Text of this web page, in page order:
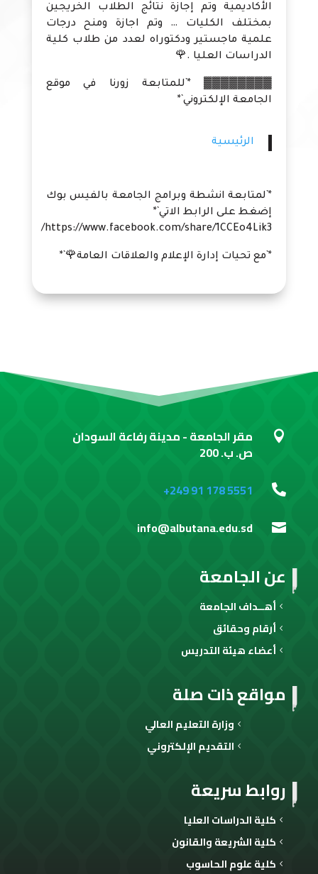
الأكاديمية وتم إجازة نتائج الطلاب الخريجين
بمختلف الكليات … وتم اجازة ومنح درجات
علمية ماجستير ودكتوراه لعدد من طلاب كلية
الدراسات العليا .🌹
▓▓▓▓▓▓▓▓ *`للمتابعة زورنا في موقع
الجامعة الإلكتروني`*
الرئيسية
*`لمتابعة انشطة وبرامج الجامعة بالفيس بوك
إضغط على الرابط الاتي`*
https://www.facebook.com/share/1CCEo4Lik3/
*`مع تحيات إدارة الإعلام والعلاقات العامة🌹`*
روابط سريعة
كلية الدراسات العليا
كلية الشريعة والقانون
كلية علوم الحاسوب
مواقع ذات صلة
وزارة التعليم العالي
التقديم الإلكتروني
عن الجامعة
أهــداف الجامعة
أرقام وحقائق
أعضاء هيئة التدريس
 مقر الجامعة - مدينة رفاعة السودان
ص. ب. 200

+249 91 178 5551

info@albutana.edu.sd